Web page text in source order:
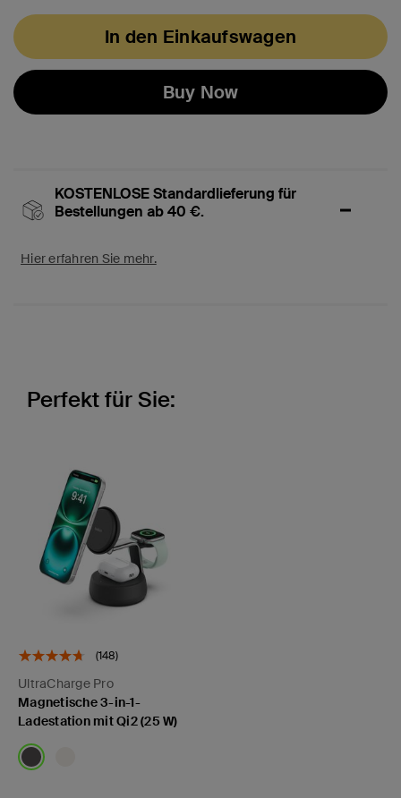
In den Einkaufswagen
Buy Now
KOSTENLOSE Standardlieferung für
Bestellungen ab 40 €.
Hier erfahren Sie mehr.
Perfekt für Sie:
(148)
UltraCharge Pro
Magnetische 3-in-1-
Ladestation mit Qi2 (25 W)